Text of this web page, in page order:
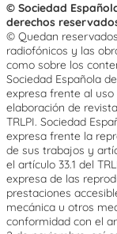
© Sociedad
derechos
© Quedan
radiofónicos y las
como sobre los
Sociedad Española
expresa frente al
elaboración de
TRLPI. Sociedad
expresa frente la
de sus trabajos y
el artículo 33.1 del
expresa de las
prestaciones
mecánica u otros
conformidad con el